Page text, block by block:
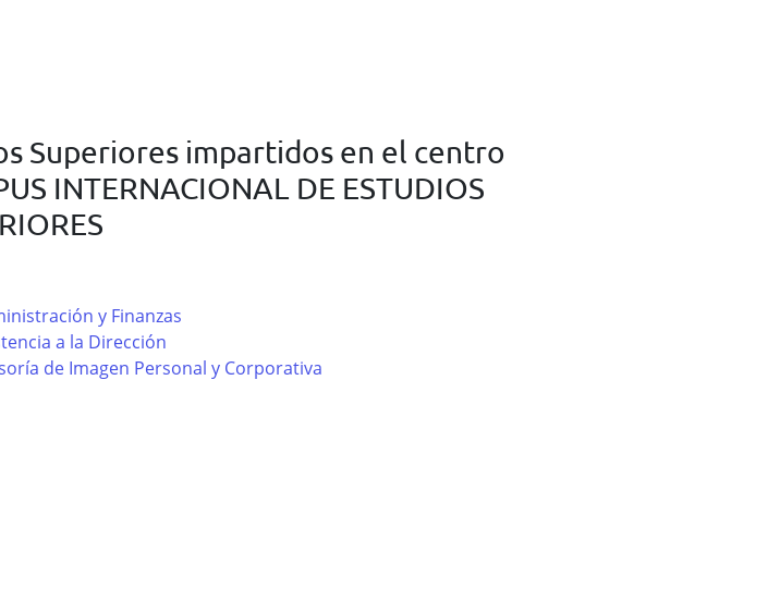
Superiores impartidos en el centro
INTERNACIONAL DE ESTUDIOS
y Finanzas
a la Dirección
de Imagen Personal y Corporativa